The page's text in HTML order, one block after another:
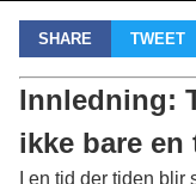
SHARE TWEET
Innledning:
ikke bare en
I en tid der tiden